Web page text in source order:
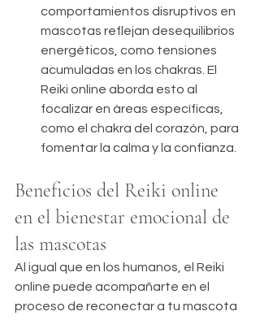
comportamientos disruptivos en
mascotas reflejan desequilibrios
energéticos, como tensiones
acumuladas en los chakras. El
Reiki online aborda esto al
focalizar en áreas específicas,
como el chakra del corazón, para
fomentar la calma y la confianza.
Beneficios del Reiki online
en el bienestar emocional de
las mascotas
Al igual que en los humanos, el Reiki
online puede acompañarte en el
proceso de reconectar a tu mascota